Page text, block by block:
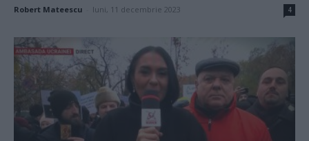
Robert Mateescu luni, 11 decembrie 2023 4